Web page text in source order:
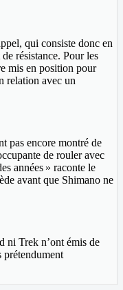
qui consiste donc en
résistance. Pour les
mis en position pour
relation avec un
pas encore montré de
de rouler avec
années » raconte le
avant que Shimano ne
ni Trek n’ont émis de
prétendument